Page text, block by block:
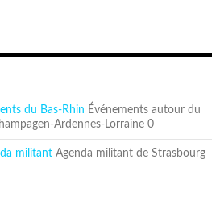
du Bas-Rhin Événements autour du
Ardennes-Lorraine 0
militant Agenda militant de Strasbourg